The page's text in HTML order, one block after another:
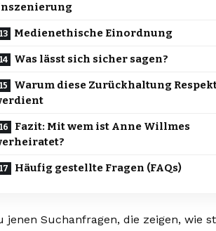
Medienethische Einordnung
Was lässt sich sicher sagen?
Warum diese Zurückhaltung
Fazit: Mit wem ist Anne Willmes
Häufig gestellte Fragen (FAQs)
jenen Suchanfragen, die zeigen, wie